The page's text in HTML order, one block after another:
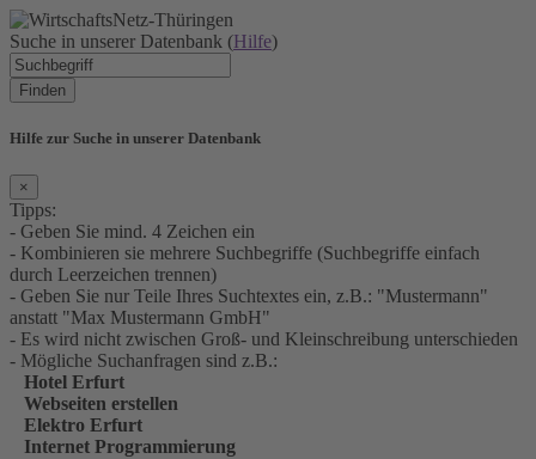
Suche in unserer Datenbank (Hilfe)
Finden
Hilfe zur Suche in unserer Datenbank
×
Tipps:
- Geben Sie mind. 4 Zeichen ein
- Kombinieren sie mehrere Suchbegriffe (Suchbegriffe einfach
durch Leerzeichen trennen)
- Geben Sie nur Teile Ihres Suchtextes ein, z.B.: "Mustermann"
anstatt "Max Mustermann GmbH"
- Es wird nicht zwischen Groß- und Kleinschreibung unterschieden
- Mögliche Suchanfragen sind z.B.:
Hotel Erfurt
Webseiten erstellen
Elektro Erfurt
Internet Programmierung